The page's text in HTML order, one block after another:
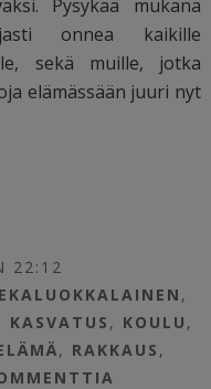
Pysykää mukana
onnea kaikille
sekä muille, jotka
elämässään juuri nyt
22:12
EKALUOKKALAINEN ,
KASVATUS , KOULU ,
, RAKKAUS ,